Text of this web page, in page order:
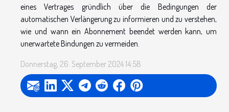
eines Vertrages gründlich über die Bedingungen der
automatischen Verlängerung zu informieren und zu verstehen,
wie und wann ein Abonnement beendet werden kann, um
unerwartete Bindungen zu vermeiden.
Donnerstag, 26. September 2024 14:58